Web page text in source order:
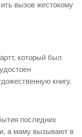
вызов жестокому
который был
книгу.
последних
а маму вызывают в